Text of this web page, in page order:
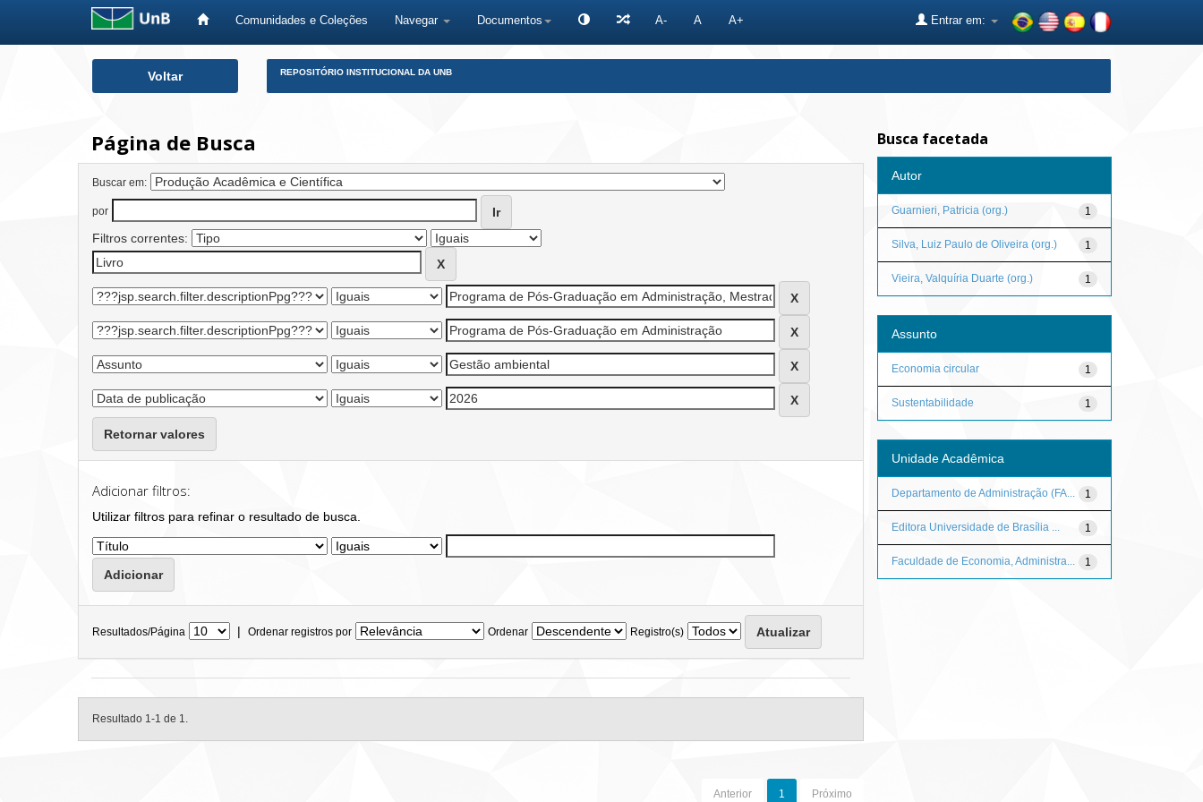
Comunidades e Coleções Navegar Documentos A- A A+ Entrar em:
Voltar REPOSITÓRIO INSTITUCIONAL DA UNB
Página de Busca
Buscar em:
por
Filtros correntes:
Retornar valores
Adicionar filtros:
Utilizar filtros para refinar o resultado de busca.
Resultados/Página | Ordenar registros por Ordenar Registro(s)
Resultado 1-1 de 1.
Anterior 1 Próximo
Busca facetada
Autor
1
Guarnieri, Patricia (org.)
1
Silva, Luiz Paulo de Oliveira (org.)
1
Vieira, Valquíria Duarte (org.)
Assunto
1
Economia circular
1
Sustentabilidade
Unidade Acadêmica
1
Departamento de Administração (FA...
1
Editora Universidade de Brasília ...
1
Faculdade de Economia, Administra...